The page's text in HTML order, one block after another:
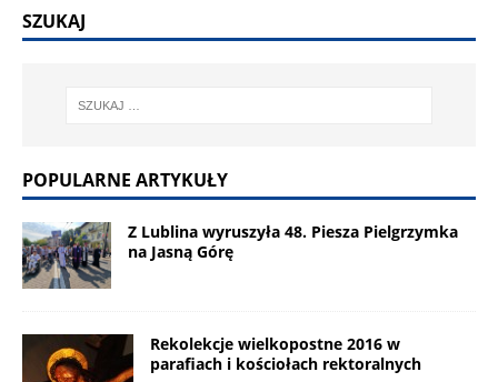
SZUKAJ
POPULARNE ARTYKUŁY
Z Lublina wyruszyła 48. Piesza Pielgrzymka
na Jasną Górę
Rekolekcje wielkopostne 2016 w
parafiach i kościołach rektoralnych